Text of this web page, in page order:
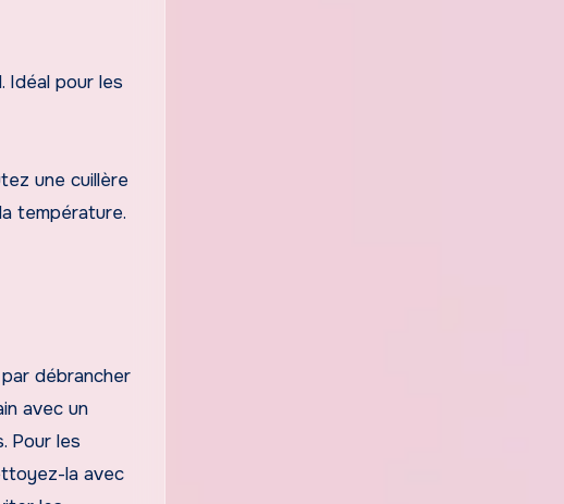
Idéal pour les
une cuillère
température.
débrancher
avec un
Pour les
la avec